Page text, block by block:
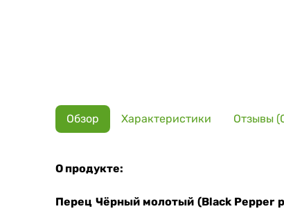
Обзор Характеристики Отзывы
О продукте:
Перец Чёрный молотый (Black Pepper